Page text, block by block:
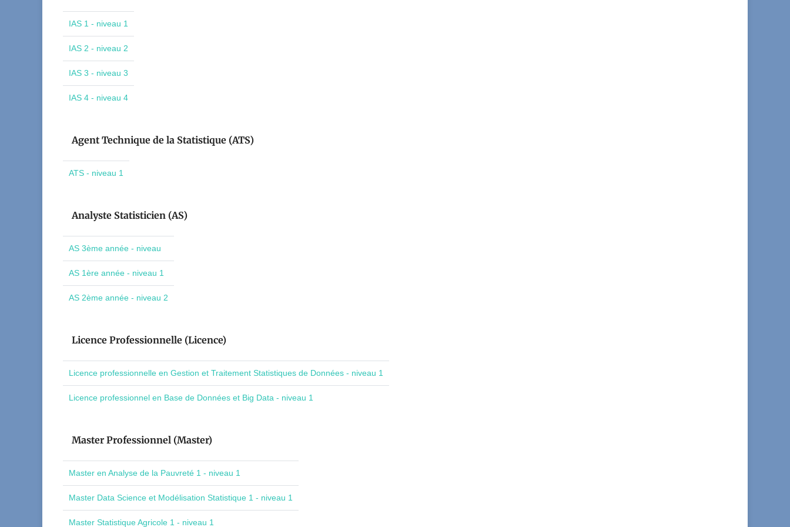
IAS 1 - niveau 1
IAS 2 - niveau 2
IAS 3 - niveau 3
IAS 4 - niveau 4
Agent Technique de la Statistique (ATS)
ATS - niveau 1
Analyste Statisticien (AS)
AS 3ème année - niveau
AS 1ère année - niveau 1
AS 2ème année - niveau 2
Licence Professionnelle (Licence)
Licence professionnelle en Gestion et Traitement Statistiques de Données - niveau 1
Licence professionnel en Base de Données et Big Data - niveau 1
Master Professionnel (Master)
Master en Analyse de la Pauvreté 1 - niveau 1
Master Data Science et Modélisation Statistique 1 - niveau 1
Master Statistique Agricole 1 - niveau 1